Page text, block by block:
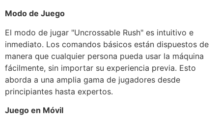
Modo de Juego
El modo de jugar "Uncrossable Rush" es intuitivo e
inmediato. Los comandos básicos están dispuestos de
manera que cualquier persona pueda usar la máquina
fácilmente, sin importar su experiencia previa. Esto
aborda a una amplia gama de jugadores desde
principiantes hasta expertos.
Juego en Móvil